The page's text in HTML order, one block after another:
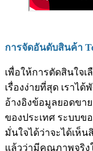
การจัดอันดับสินค้า
เพื่อให้การตัดสินใจ
เรื่องง่ายที่สุด เราไ
อ้างอิงข้อมูลยอดขาย
ของประเทศ ระบบข
มั่นใจได้ว่าจะได้เห็
แล้วว่ามีคุณภาพจริง